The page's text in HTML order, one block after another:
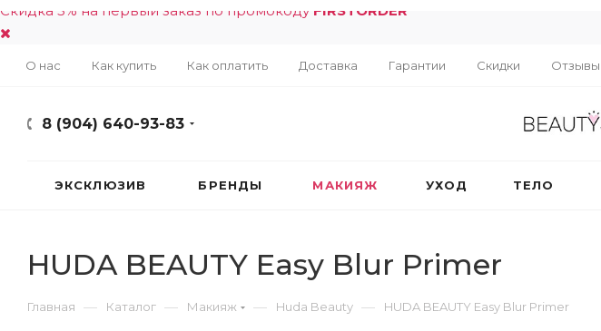
Скидка 5% на первый заказ по промокоду FIRSTORDER
О нас Как купить Как оплатить Доставка Гарантии Скидки Отзывы
8 (904) 640-93-83
ЭКСКЛЮЗИВ БРЕНДЫ МАКИЯЖ УХОД ТЕЛО
HUDA BEAUTY Easy Blur Primer
Главная — Каталог — Макияж — Huda Beauty — HUDA BEAUTY Easy Blur Primer